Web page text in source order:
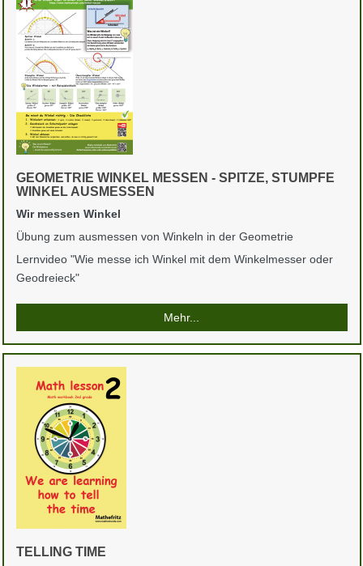
GEOMETRIE WINKEL MESSEN - SPITZE, STUMPFE
WINKEL AUSMESSEN
Wir messen Winkel
Übung zum ausmessen von Winkeln in der Geometrie
Lernvideo "Wie messe ich Winkel mit dem Winkelmesser oder
Geodreieck"
Mehr...
TELLING TIME